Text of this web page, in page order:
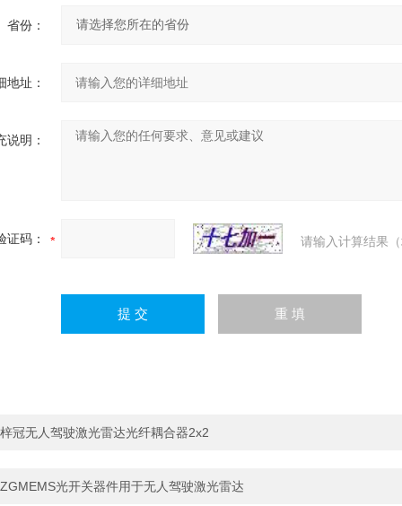
省份：
地址：
说明：
证码： 请输入计算结果
梓冠无人驾驶激光雷达光纤耦合器2x2
ZGMEMS光开关器件用于无人驾驶激光雷达